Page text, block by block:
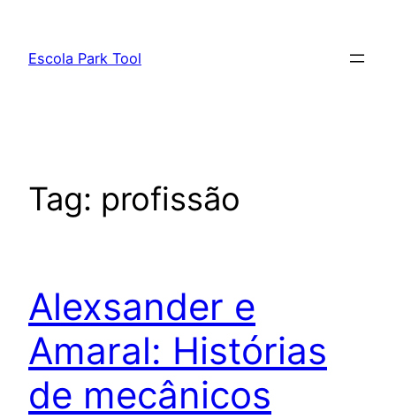
Escola Park Tool
Tag: profissão
Alexsander e
Amaral: Histórias
de mecânicos